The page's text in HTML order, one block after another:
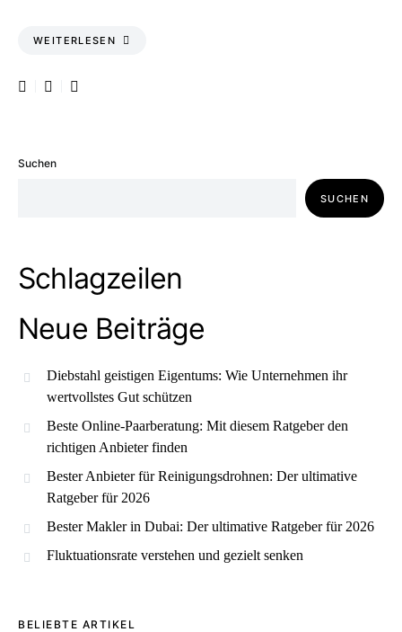
WEITERLESEN
Suchen
SUCHEN
Schlagzeilen
Neue Beiträge
Diebstahl geistigen Eigentums: Wie Unternehmen ihr
wertvollstes Gut schützen
Beste Online-Paarberatung: Mit diesem Ratgeber den
richtigen Anbieter finden
Bester Anbieter für Reinigungsdrohnen: Der ultimative
Ratgeber für 2026
Bester Makler in Dubai: Der ultimative Ratgeber für 2026
Fluktuationsrate verstehen und gezielt senken
BELIEBTE ARTIKEL